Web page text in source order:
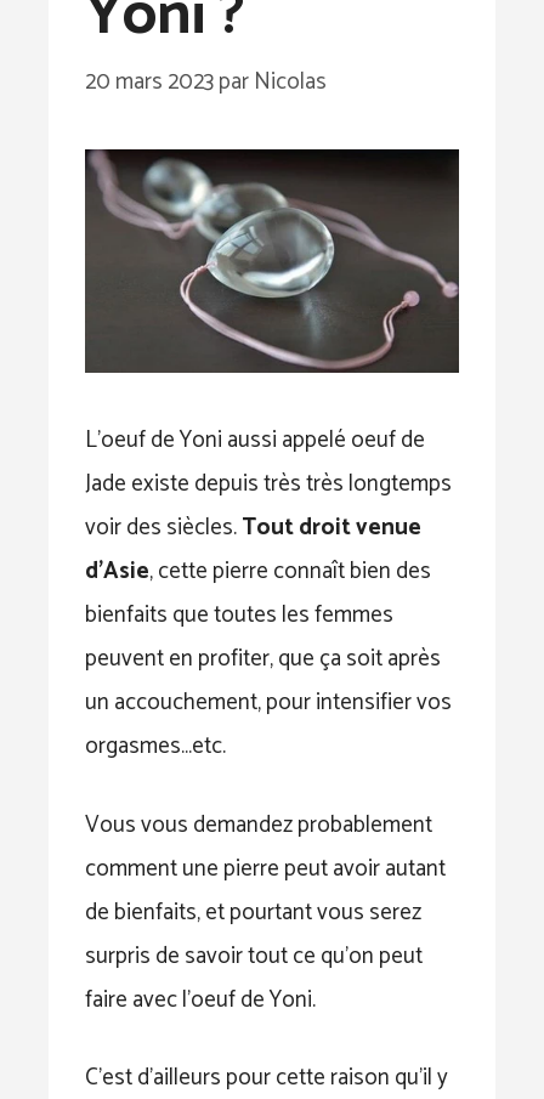
20 mars 2023parNicolas
L’oeuf de Yoni aussi appelé oeuf de
Jade existe depuis très très longtemps
voir des siècles.Tout droit venue
d’Asie, cette pierre connaît bien des
bienfaits que toutes les femmes
peuvent en profiter, que ça soit après
un accouchement, pour intensifier vos
orgasmes…etc.
Vous vous demandez probablement
comment une pierre peut avoir autant
de bienfaits, et pourtant vous serez
surpris de savoir tout ce qu’on peut
faire avec l’oeuf de Yoni.
C’est d’ailleurs pour cette raison qu’il y